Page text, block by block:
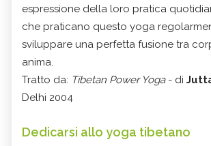
espressione della loro pratica
che praticano questo yoga
sviluppare una perfetta fusione tra
anima.
Tratto da: Tibetan Power Yoga- di
Delhi 2004
Dedicarsi allo yoga tibetano